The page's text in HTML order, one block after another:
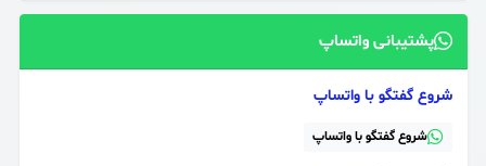
پشتیبانی واتساپ
شروع گفتگو با واتساپ
شروع گفتگو با واتساپ